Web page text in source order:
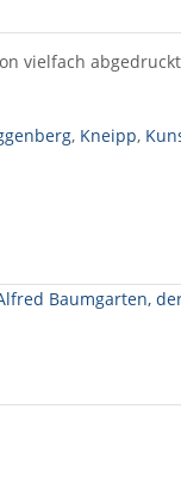
vielfach
, Kneipp,